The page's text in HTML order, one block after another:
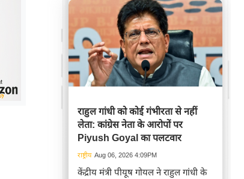
राहुल गांधी को कोई गंभीरता से नहीं
लेता: कांग्रेस नेता के आरोपों पर
Piyush Goyal का पलटवार
राष्ट्रीय Aug 06, 2026 4:09PM
केंद्रीय मंत्री पीयूष गोयल ने राहुल गांधी के